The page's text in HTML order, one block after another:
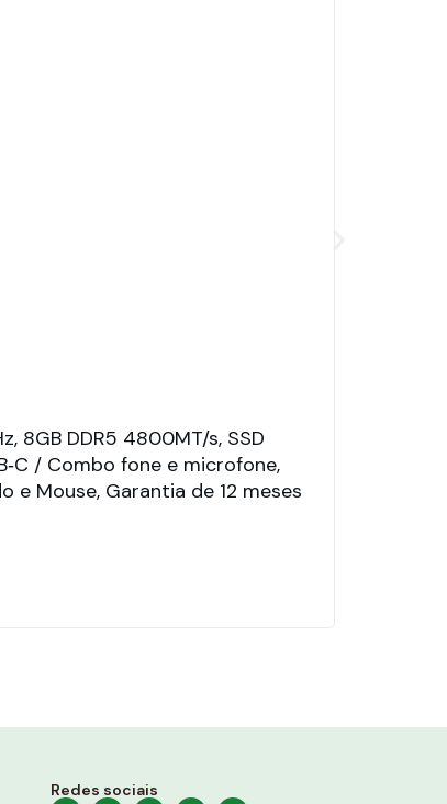
8GB DDR5 4800MT/s, SSD
/ Combo fone e microfone,
e Mouse, Garantia de 12 meses
Redes sociais